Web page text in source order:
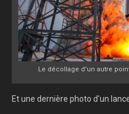
Le décollage d'un autre
Et une dernière photo d'un